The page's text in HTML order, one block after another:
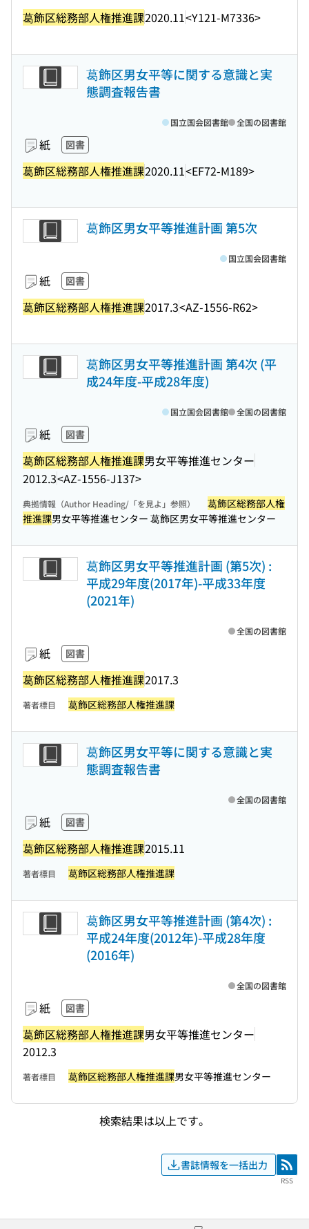
葛飾区総務部人権推進課2020.11<Y121-M7336>
葛飾区男女平等に関する意識と実
態調査報告書
紙 図書
葛飾区総務部人権推進課2020.11<EF72-M189>
国立国会図書館 全国の図書館
葛飾区男女平等推進計画 第5次
紙 図書
葛飾区総務部人権推進課2017.3<AZ-1556-R62>
国立国会図書館
葛飾区男女平等推進計画 第4次 (平
成24年度-平成28年度)
紙 図書
葛飾区総務部人権推進課男女平等推進センター
2012.3<AZ-1556-J137>
国立国会図書館 全国の図書館
典拠情報（Author Heading/「を見よ」参照）
葛飾区総務部人権
推進課男女平等推進センター 葛飾区男女平等推進センター
葛飾区男女平等推進計画 (第5次) :
平成29年度(2017年)-平成33年度
(2021年)
紙 図書
葛飾区総務部人権推進課2017.3
全国の図書館
著者標目 葛飾区総務部人権推進課
葛飾区男女平等に関する意識と実
態調査報告書
紙 図書
葛飾区総務部人権推進課2015.11
全国の図書館
著者標目 葛飾区総務部人権推進課
葛飾区男女平等推進計画 (第4次) :
平成24年度(2012年)-平成28年度
(2016年)
紙 図書
葛飾区総務部人権推進課男女平等推進センター
2012.3
全国の図書館
著者標目 葛飾区総務部人権推進課男女平等推進センター
検索結果は以上です。
書誌情報を一括出力 RSS
RSS